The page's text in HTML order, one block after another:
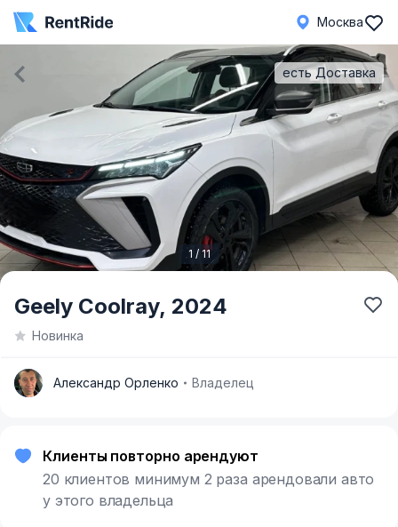
Москва
Item
1 / 11
есть Доставка
Geely Coolray, 2024
Новинка
А Александр Орленко Владелец
Клиенты повторно арендуют
20 клиентов минимум 2 раза арендовали авто
у этого владельца